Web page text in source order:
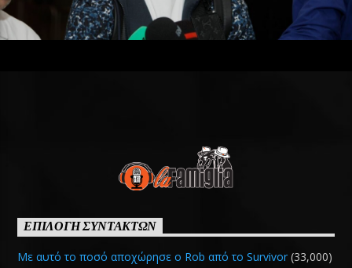
ΕΠΙΛΟΓΗ ΣΥΝΤΑΚΤΩΝ
Με αυτό το ποσό αποχώρησε ο Rob από το Survivor (33,000)